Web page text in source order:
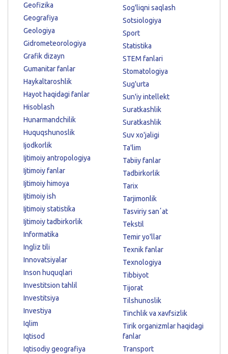
Geofizika
Geografiya
Geologiya
Gidrometeorologiya
Grafik dizayn
Gumanitar fanlar
Haykaltaroshlik
Hayot haqidagi fanlar
Hisoblash
Hunarmandchilik
Huquqshunoslik
Ijodkorlik
Ijtimoiy antropologiya
Ijtimoiy fanlar
Ijtimoiy himoya
Ijtimoiy ish
Ijtimoiy statistika
Ijtimoiy tadbirkorlik
Informatika
Ingliz tili
Innovatsiyalar
Inson huquqlari
Investitsion tahlil
Investitsiya
Investiya
Iqlim
Iqtisod
Iqtisodiy geografiya
Sog'liqni saqlash
Sotsiologiya
Sport
Statistika
STEM fanlari
Stomatologiya
Sug'urta
Sun'iy intellekt
Suratkashlik
Suratkashlik
Suv xo'jaligi
Ta'lim
Tabiiy fanlar
Tadbirkorlik
Tarix
Tarjimonlik
Tasviriy sanʼat
Tekstil
Temir yo'llar
Texnik fanlar
Texnologiya
Tibbiyot
Tijorat
Tilshunoslik
Tinchlik va xavfsizlik
Tirik organizmlar haqidagi
fanlar
Transport